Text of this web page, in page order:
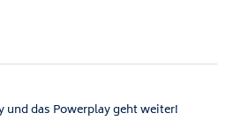
und das Powerplay geht weiter!